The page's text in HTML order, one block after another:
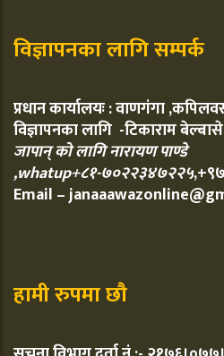
विज्ञापनका लागि सम्पर्क
प्रधान कार्यालयः : वाणगंगा
विज्ञापनका लागि -टिकाराम
जापान् को लागि नारायण पाण्डे
,whatup+८१-७०२२३४७२२५
Email –
हामी रुपमा छौ